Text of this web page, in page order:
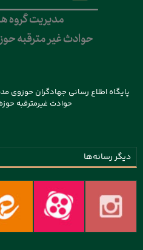
پایگاه اطلاع رسانی جهادگران حوزوی
حوادث غیرمترقبه
دیگر رسانه‌ها